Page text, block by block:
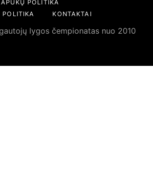
POLITIKA
POLITIKA
KONTAKTAI
lygos čempionatas nuo 2010